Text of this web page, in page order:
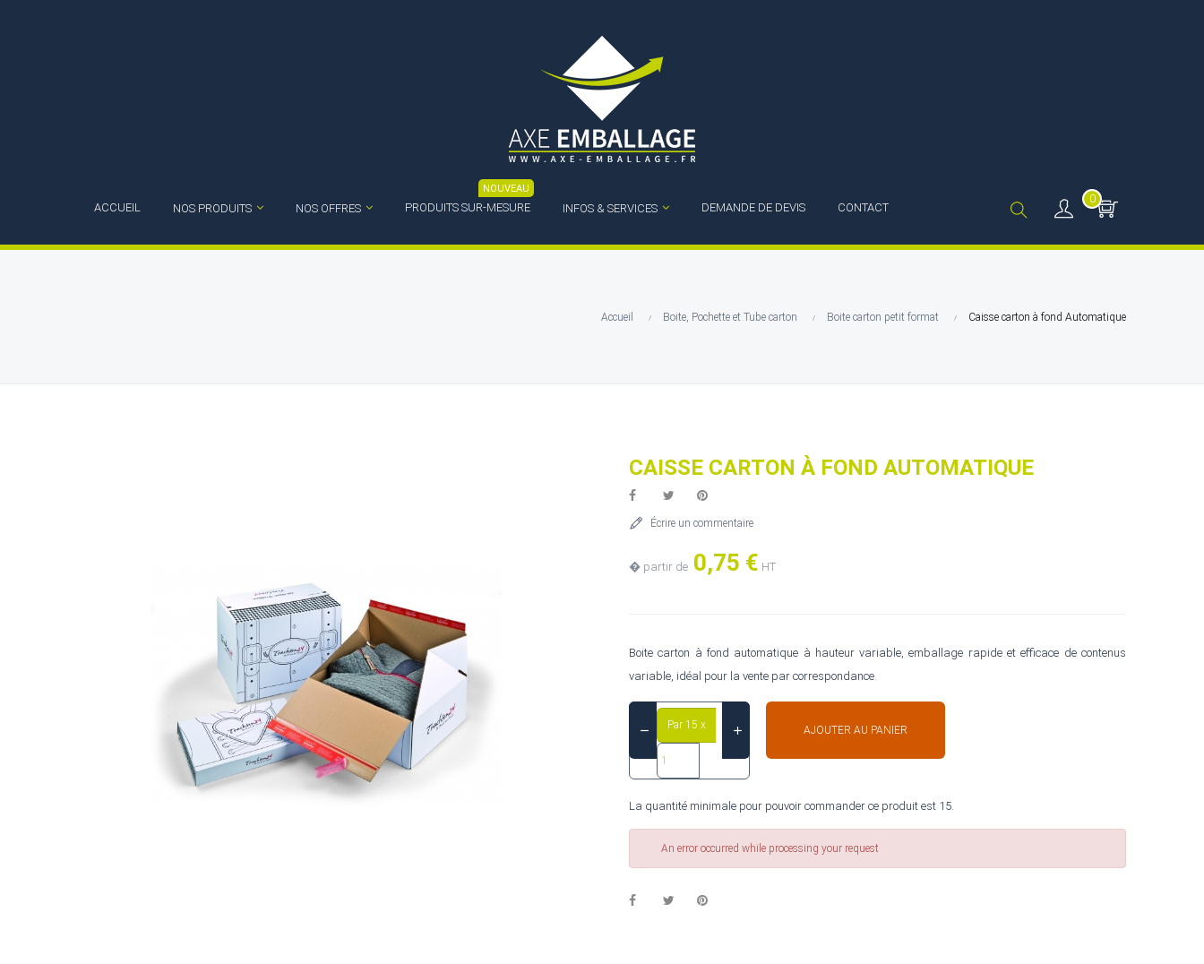
ACCUEIL NOS PRODUITS NOS OFFRES PRODUITS SUR-MESURE
NOUVEAU
INFOS & SERVICES DEMANDE DE DEVIS CONTACT
0
Accueil Boite, Pochette et Tube carton Boite carton petit format Caisse carton à fond Automatique
CAISSE CARTON À FOND AUTOMATIQUE
Écrire un commentaire
� partir de 0,75 € HT
Boite carton à fond automatique à hauteur variable, emballage rapide et efficace de contenus
variable, idéal pour la vente par correspondance.
Par 15 x AJOUTER AU PANIER
La quantité minimale pour pouvoir commander ce produit est 15.
An error occurred while processing your request